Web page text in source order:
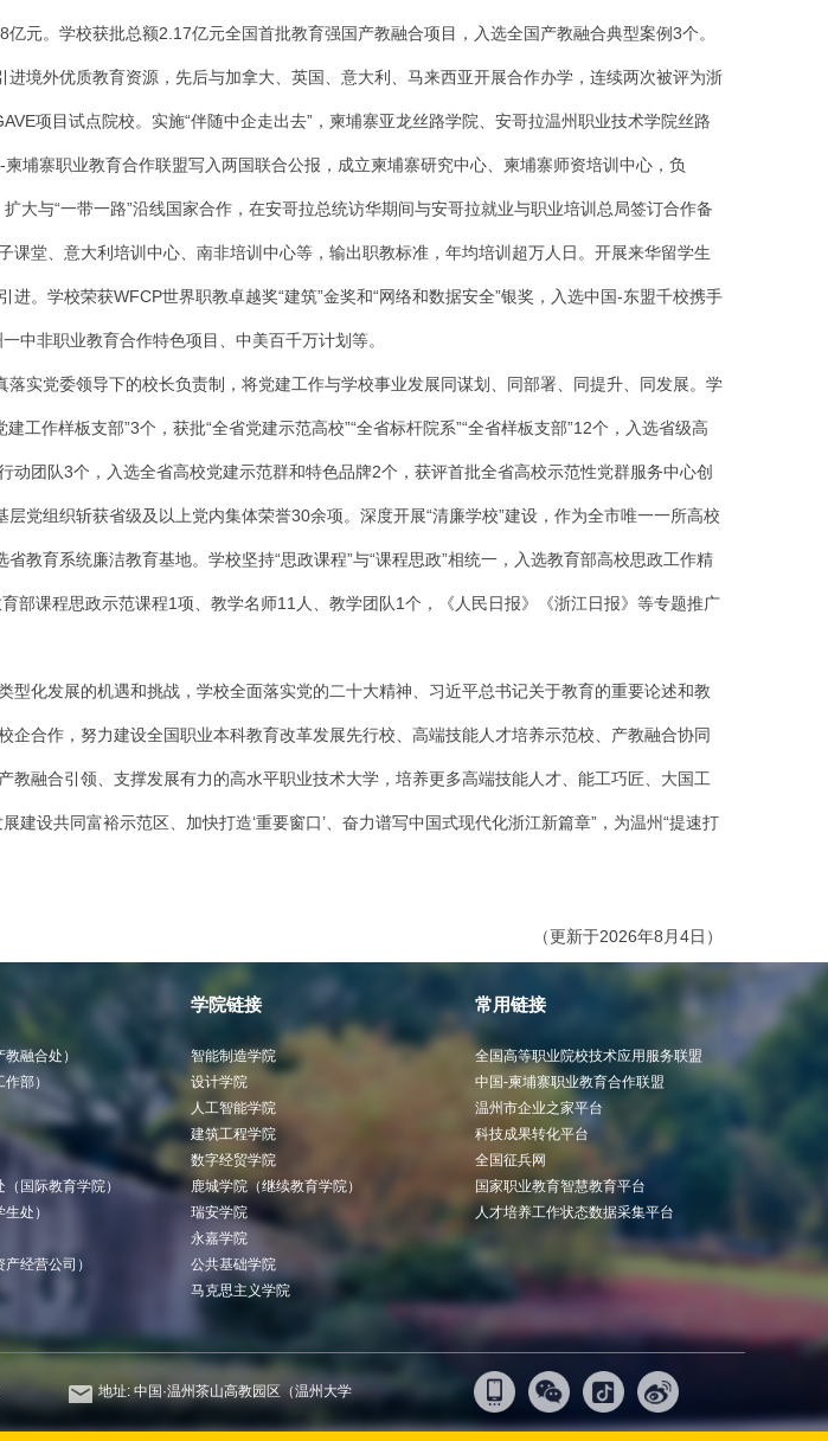
元。学校获批总额2.17亿元全国首批教育强国产教融合项目，入选全国产教融合典型案例3个。
进境外优质教育资源，先后与加拿大、英国、意大利、马来西亚开展合作办学，连续两次被评为浙
项目试点院校。实施“伴随中企走出去”，柬埔寨亚龙丝路学院、安哥拉温州职业技术学院丝路
柬埔寨职业教育合作联盟写入两国联合公报，成立柬埔寨研究中心、柬埔寨师资培训中心，负
大与“一带一路”沿线国家合作，在安哥拉总统访华期间与安哥拉就业与职业培训总局签订合作备
课堂、意大利培训中心、南非培训中心等，输出职教标准，年均培训超万人日。开展来华留学生
。学校荣获WFCP世界职教卓越奖“建筑”金奖和“网络和数据安全”银奖，入选中国-东盟千校携手
中非职业教育合作特色项目、中美百千万计划等。
落实党委领导下的校长负责制，将党建工作与学校事业发展同谋划、同部署、同提升、同发展。学
工作样板支部”3个，获批“全省党建示范高校”“全省标杆院系”“全省样板支部”12个，入选省级高
动团队3个，入选全省高校党建示范群和特色品牌2个，获评首批全省高校示范性党群服务中心创
党组织斩获省级及以上党内集体荣誉30余项。深度开展“清廉学校”建设，作为全市唯一一所高校
教育系统廉洁教育基地。学校坚持“思政课程”与“课程思政”相统一，入选教育部高校思政工作精
部课程思政示范课程1项、教学名师11人、教学团队1个，《人民日报》《浙江日报》等专题推广
型化发展的机遇和挑战，学校全面落实党的二十大精神、习近平总书记关于教育的重要论述和教
企合作，努力建设全国职业本科教育改革发展先行校、高端技能人才培养示范校、产教融合协同
教融合引领、支撑发展有力的高水平职业技术大学，培养更多高端技能人才、能工巧匠、大国工
建设共同富裕示范区、加快打造‘重要窗口’、奋力谱写中国式现代化浙江新篇章”，为温州“提速打
（更新于2026年8月4日）
融合处）
部）
国际教育学院）
处）
经营公司）
学院链接
智能制造学院
设计学院
人工智能学院
建筑工程学院
数字经贸学院
鹿城学院（继续教育学院）
瑞安学院
永嘉学院
公共基础学院
马克思主义学院
常用链接
全国高等职业院校技术应用服务联盟
中国-柬埔寨职业教育合作联盟
温州市企业之家平台
科技成果转化平台
全国征兵网
国家职业教育智慧教育平台
人才培养工作状态数据采集平台
地址: 中国·温州茶山高教园区（温州大学